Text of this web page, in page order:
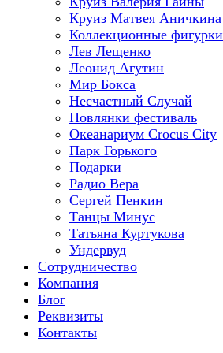
Круиз Матвея Аничкина
Коллекционные фигурки
Лев Лещенко
Леонид Агутин
Мир Бокса
Несчастный Случай
Новлянки фестиваль
Океанариум Crocus City
Парк Горького
Подарки
Радио Вера
Сергей Пенкин
Танцы Минус
Татьяна Куртукова
Ундервуд
Сотрудничество
Компания
Блог
Реквизиты
Контакты